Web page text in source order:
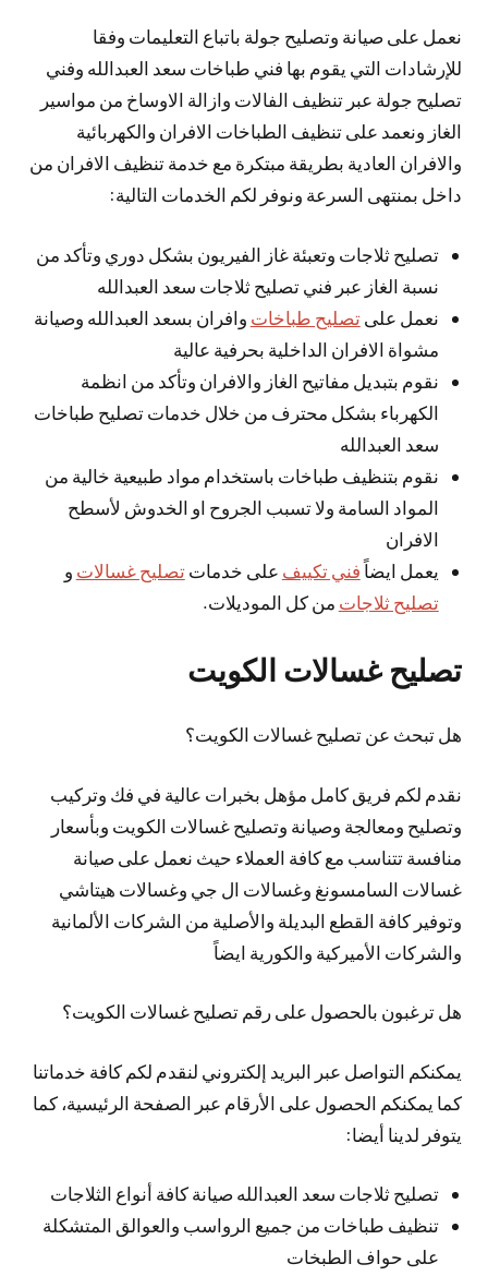
نعمل على صيانة وتصليح جولة باتباع التعليمات وفقا
للإرشادات التي يقوم بها فني طباخات سعد العبدالله وفني
تصليح جولة عبر تنظيف الفالات وازالة الاوساخ من مواسير
الغاز ونعمد على تنظيف الطباخات الافران والكهربائية
والافران العادية بطريقة مبتكرة مع خدمة تنظيف الافران من
داخل بمنتهى السرعة ونوفر لكم الخدمات التالية:
تصليح ثلاجات وتعبئة غاز الفيريون بشكل دوري وتأكد من
نسبة الغاز عبر فني تصليح ثلاجات سعد العبدالله
نعمل علىتصليح طباخات وافران بسعد العبدالله وصيانة
مشواة الافران الداخلية بحرفية عالية
نقوم بتبديل مفاتيح الغاز والافران وتأكد من انظمة
الكهرباء بشكل محترف من خلال خدمات تصليح طباخات
سعد العبدالله
نقوم بتنظيف طباخات باستخدام مواد طبيعية خالية من
المواد السامة ولا تسبب الجروح او الخدوش لأسطح
الافران
يعمل ايضاًفني تكييف على خدماتتصليح غسالات و
تصليح ثلاجات من كل الموديلات.
تصليح غسالات الكويت
هل تبحث عن تصليح غسالات الكويت؟
نقدم لكم فريق كامل مؤهل بخبرات عالية في فك وتركيب
وتصليح ومعالجة وصيانة وتصليح غسالات الكويت وبأسعار
منافسة تتناسب مع كافة العملاء حيث نعمل على صيانة
غسالات السامسونغ وغسالات ال جي وغسالات هيتاشي
وتوفير كافة القطع البديلة والأصلية من الشركات الألمانية
والشركات الأميركية والكورية ايضاً
هل ترغبون بالحصول على رقم تصليح غسالات الكويت؟
يمكنكم التواصل عبر البريد إلكتروني لنقدم لكم كافة خدماتنا
كما يمكنكم الحصول على الأرقام عبر الصفحة الرئيسية، كما
يتوفر لدينا أيضا:
تصليح ثلاجات سعد العبدالله صيانة كافة أنواع الثلاجات
تنظيف طباخات من جميع الرواسب والعوالق المتشكلة
على حواف الطبخات